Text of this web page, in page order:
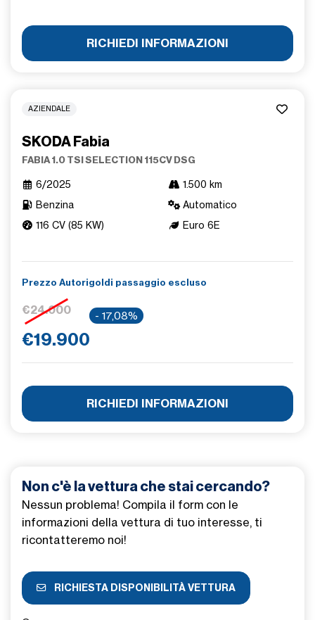
RICHIEDI INFORMAZIONI
AZIENDALE
SKODA Fabia
FABIA 1.0 TSI SELECTION 115CV DSG
6/2025
1.500 km
Benzina
Automatico
116 CV (85 KW)
Euro 6E
Prezzo Autorigoldi passaggio escluso
€24.000 - 17,08%
€19.900
RICHIEDI INFORMAZIONI
Non c'è la vettura che stai cercando?
Nessun problema! Compila il form con le
informazioni della vettura di tuo interesse, ti
ricontatteremo noi!
RICHIESTA DISPONIBILITÀ VETTURA